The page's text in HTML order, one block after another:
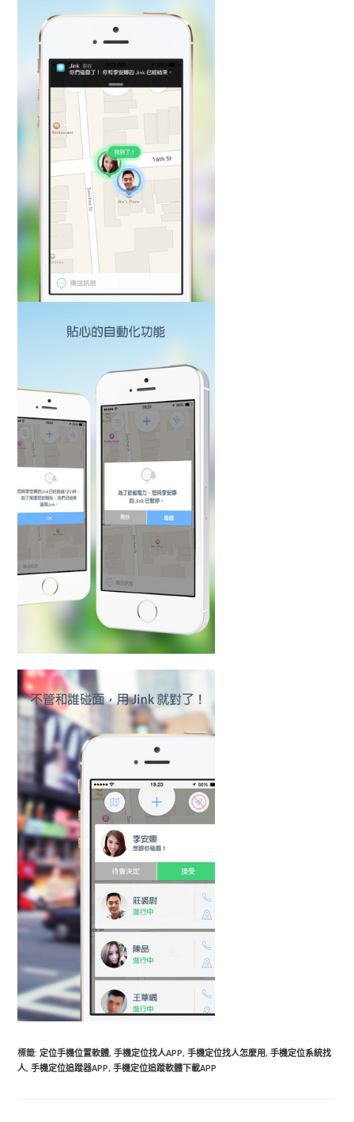
標籤: 定位手機位置軟體, 手機定位找人APP, 手機定位找人怎麼用, 手機定位系統找
人, 手機定位追蹤器APP, 手機定位追蹤軟體下載APP